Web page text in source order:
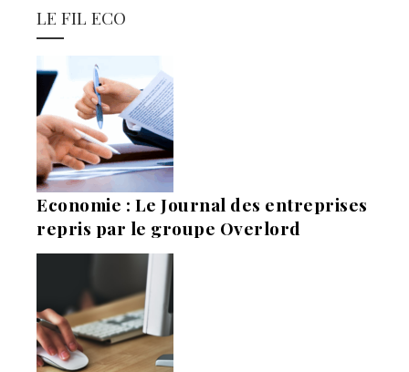
LE FIL ECO
Economie : Le Journal des entreprises
repris par le groupe Overlord